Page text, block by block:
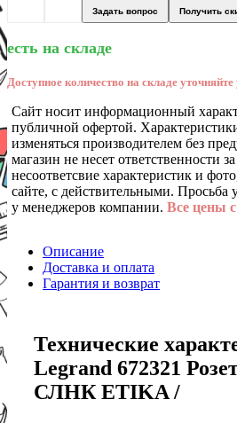
Задать вопрос Получить
есть на складе
Доступное количество на складе
Сайт носит информационный
публичной офертой.
изменяться производителем без
магазин не несет ответственности
несоответсвие характеристик и
сайте, с действительными. Просьба
у менеджеров компании. Все цены
Описание
Доставка и оплата
Гарантия и возврат
Технические
Legrand 672321
СЛНК ETIKA /